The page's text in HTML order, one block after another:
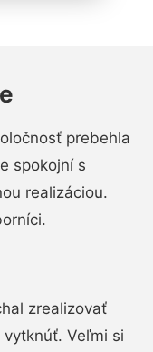
prebehla
spokojní s
realizáciou.
zrealizovať
Veľmi si